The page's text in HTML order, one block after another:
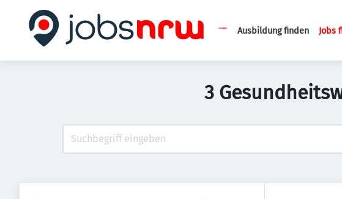
Ausbildung finden Jobs
3